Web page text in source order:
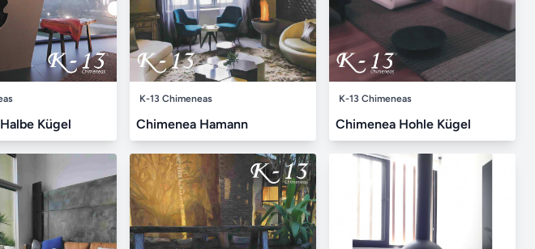
Kügel
K-13 Chimeneas
Chimenea Hamann
K-13 Chimeneas
Chimenea Hohle Kügel